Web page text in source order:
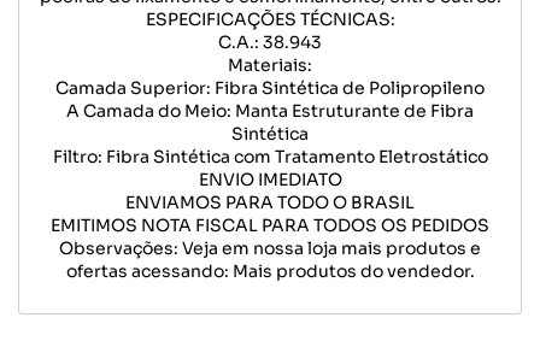
ESPECIFICAÇÕES TÉCNICAS:
C.A.: 38.943
Materiais:
Camada Superior: Fibra Sintética de Polipropileno
A Camada do Meio: Manta Estruturante de Fibra
Sintética
Filtro: Fibra Sintética com Tratamento Eletrostático
ENVIO IMEDIATO
ENVIAMOS PARA TODO O BRASIL
EMITIMOS NOTA FISCAL PARA TODOS OS PEDIDOS
Observações: Veja em nossa loja mais produtos e
ofertas acessando: Mais produtos do vendedor.